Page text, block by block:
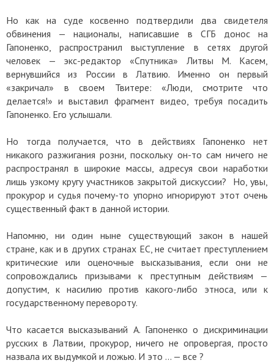
Но как на суде косвенно подтвердили два свидетеля
обвинения — националы, написавшие в СГБ донос на
Гапоненко, распространил выступление в сетях другой
человек — экс-редактор «Спутника» Литвы М. Касем,
вернувшийся из России в Латвию. Именно он первый
«закричал» в своем Твитере: «Люди, смотрите что
делается!» и выставил фрагмент видео, требуя посадить
Гапоненко. Его услышали.
Но тогда получается, что в действиях Гапоненко нет
никакого разжигания розни, поскольку он-то сам ничего не
распространял в широкие массы, адресуя свои наработки
лишь узкому кругу участников закрытой дискуссии? Но, увы,
прокурор и судья почему-то упорно игнорируют этот очень
существенный факт в данной истории.
Напомню, ни один ныне существующий закон в нашей
стране, как и в других странах ЕС, не считает преступлением
критические или оценочные высказывания, если они не
сопровождались призывами к преступным действиям —
допустим, к насилию против какого-либо этноса, или к
государственному перевороту.
Что касается высказываний А. Гапоненко о дискриминации
русских в Латвии, прокурор, ничего не опровергая, просто
назвала их выдумкой и ложью. И это … — все ?